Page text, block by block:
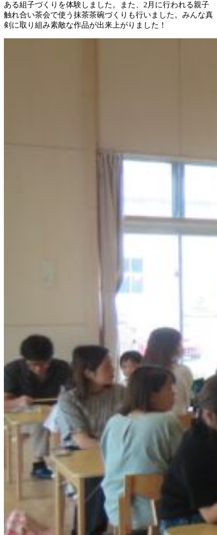
ある組子づくりを体験しました。また、2月に行われる親子
触れ合い茶会で使う抹茶茶碗づくりも行いました。みんな真
剣に取り組み素敵な作品が出来上がりました！